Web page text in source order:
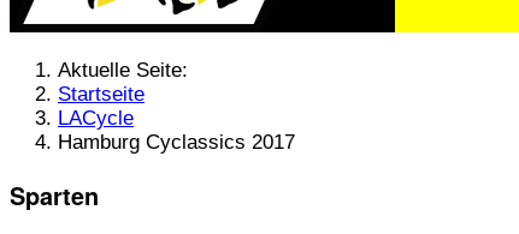
Aktuelle Seite:
Startseite
LACycle
Hamburg Cyclassics 2017
Sparten